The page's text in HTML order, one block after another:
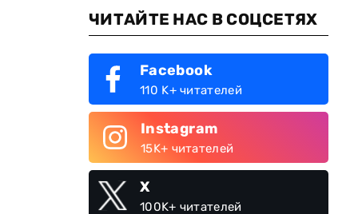
ЧИТАЙТЕ НАС В СОЦСЕТЯХ
Facebook
110 K+ читателей
Instagram
15K+ читателей
X
100K+ читателей